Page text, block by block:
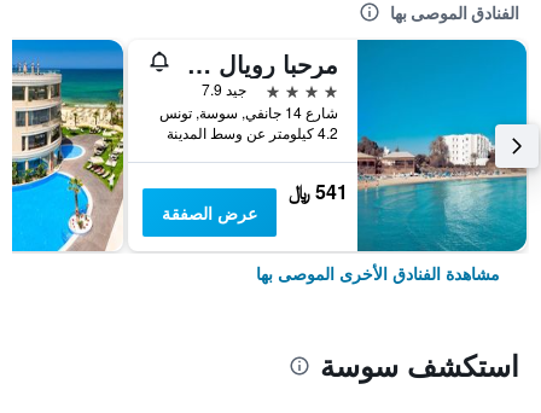
الفنادق الموصى بها
مرحبا رويال سالم
4 نجوم
جيد 7.9
شارع 14 جانفي, سوسة, تونس
4.2 كيلومتر عن وسط المدينة
541 ﷼
عرض الصفقة
مشاهدة الفنادق الأخرى الموصى بها
استكشف سوسة